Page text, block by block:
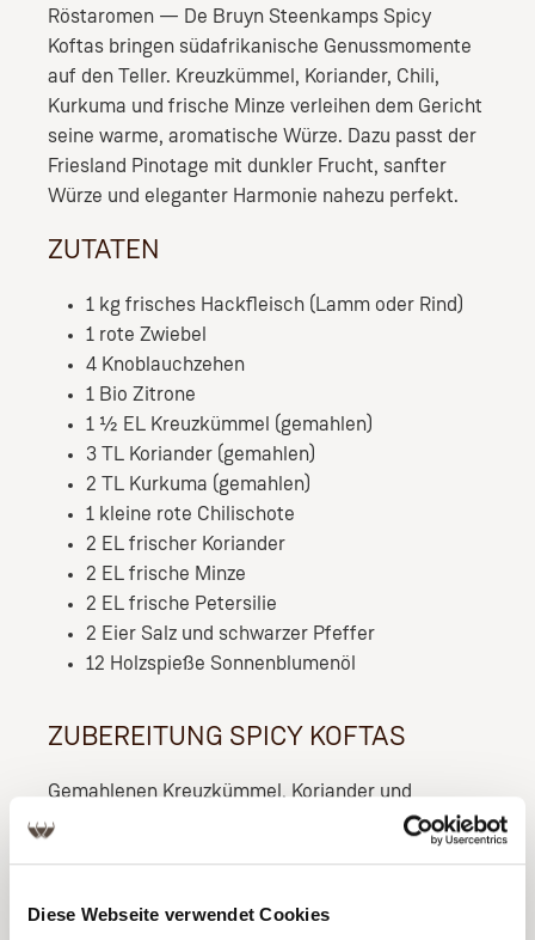
Diese Webseite verwendet Cookies
Röstaromen — De Bruyn Steenkamps Spicy
Koftas bringen südafrikanische Genussmomente
auf den Teller. Kreuzkümmel, Koriander, Chili,
Kurkuma und frische Minze verleihen dem Gericht
seine warme, aromatische Würze. Dazu passt der
Friesland Pinotage mit dunkler Frucht, sanfter
Würze und eleganter Harmonie nahezu perfekt.
ZUTATEN
1 kg frisches Hackfleisch (Lamm oder Rind)
1 rote Zwiebel
4 Knoblauchzehen
1 Bio Zitrone
1 ½ EL Kreuzkümmel (gemahlen)
3 TL Koriander (gemahlen)
2 TL Kurkuma (gemahlen)
1 kleine rote Chilischote
2 EL frischer Koriander
2 EL frische Minze
2 EL frische Petersilie
2 Eier Salz und schwarzer Pfeffer
12 Holzspieße Sonnenblumenöl
ZUBEREITUNG SPICY KOFTAS
Gemahlenen Kreuzkümmel, Koriander und
Kurkuma in einer kleinen, trockenen Pfanne bei
hoher Hitze kurz anrösten und zur Seite stellen.